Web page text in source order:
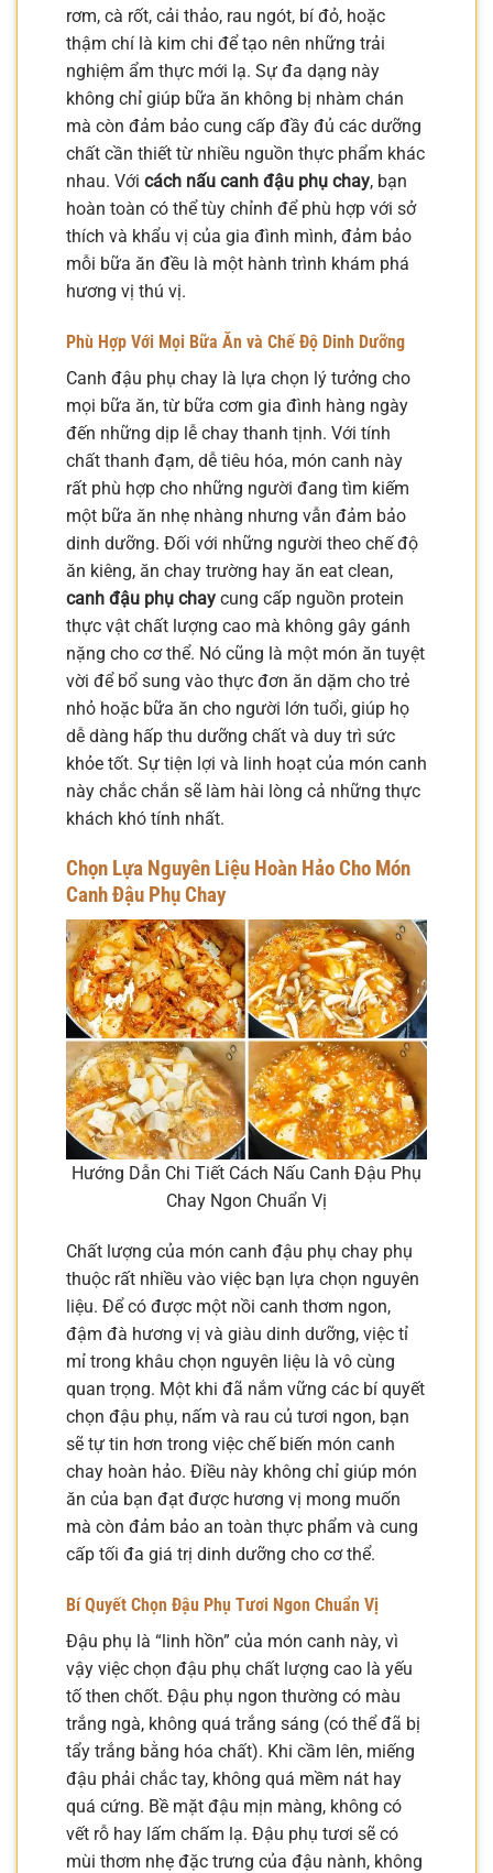
rơm, cà rốt, cải thảo, rau ngót, bí đỏ, hoặc
thậm chí là kim chi để tạo nên những trải
nghiệm ẩm thực mới lạ. Sự đa dạng này
không chỉ giúp bữa ăn không bị nhàm chán
mà còn đảm bảo cung cấp đầy đủ các dưỡng
chất cần thiết từ nhiều nguồn thực phẩm khác
nhau. Với cách nấu canh đậu phụ chay, bạn
hoàn toàn có thể tùy chỉnh để phù hợp với sở
thích và khẩu vị của gia đình mình, đảm bảo
mỗi bữa ăn đều là một hành trình khám phá
hương vị thú vị.
Phù Hợp Với Mọi Bữa Ăn và Chế Độ Dinh Dưỡng
Canh đậu phụ chay là lựa chọn lý tưởng cho
mọi bữa ăn, từ bữa cơm gia đình hàng ngày
đến những dịp lễ chay thanh tịnh. Với tính
chất thanh đạm, dễ tiêu hóa, món canh này
rất phù hợp cho những người đang tìm kiếm
một bữa ăn nhẹ nhàng nhưng vẫn đảm bảo
dinh dưỡng. Đối với những người theo chế độ
ăn kiêng, ăn chay trường hay ăn eat clean,
canh đậu phụ chay cung cấp nguồn protein
thực vật chất lượng cao mà không gây gánh
nặng cho cơ thể. Nó cũng là một món ăn tuyệt
vời để bổ sung vào thực đơn ăn dặm cho trẻ
nhỏ hoặc bữa ăn cho người lớn tuổi, giúp họ
dễ dàng hấp thu dưỡng chất và duy trì sức
khỏe tốt. Sự tiện lợi và linh hoạt của món canh
này chắc chắn sẽ làm hài lòng cả những thực
khách khó tính nhất.
Chọn Lựa Nguyên Liệu Hoàn Hảo Cho Món
Canh Đậu Phụ Chay
Hướng Dẫn Chi Tiết Cách Nấu Canh Đậu Phụ
Chay Ngon Chuẩn Vị
Chất lượng của món canh đậu phụ chay phụ
thuộc rất nhiều vào việc bạn lựa chọn nguyên
liệu. Để có được một nồi canh thơm ngon,
đậm đà hương vị và giàu dinh dưỡng, việc tỉ
mỉ trong khâu chọn nguyên liệu là vô cùng
quan trọng. Một khi đã nắm vững các bí quyết
chọn đậu phụ, nấm và rau củ tươi ngon, bạn
sẽ tự tin hơn trong việc chế biến món canh
chay hoàn hảo. Điều này không chỉ giúp món
ăn của bạn đạt được hương vị mong muốn
mà còn đảm bảo an toàn thực phẩm và cung
cấp tối đa giá trị dinh dưỡng cho cơ thể.
Bí Quyết Chọn Đậu Phụ Tươi Ngon Chuẩn Vị
Đậu phụ là “linh hồn” của món canh này, vì
vậy việc chọn đậu phụ chất lượng cao là yếu
tố then chốt. Đậu phụ ngon thường có màu
trắng ngà, không quá trắng sáng (có thể đã bị
tẩy trắng bằng hóa chất). Khi cầm lên, miếng
đậu phải chắc tay, không quá mềm nát hay
quá cứng. Bề mặt đậu mịn màng, không có
vết rỗ hay lấm chấm lạ. Đậu phụ tươi sẽ có
mùi thơm nhẹ đặc trưng của đậu nành, không